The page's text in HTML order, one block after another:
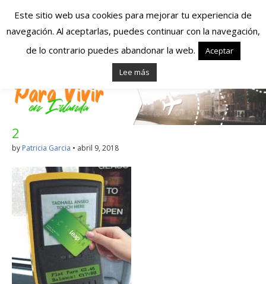
Españoles en
Irlanda – Vivir en
Irlanda – Trabajo
en Irlanda –
Alojamiento en
Irlanda
Blog dedicado a los que viven, estudian y trabajan en
Irlanda!
2
by Patricia Garcia • abril 9, 2018
Este sitio web usa cookies para mejorar tu experiencia de
navegación. Al aceptarlas, puedes continuar con la navegación,
de lo contrario puedes abandonar la web.
Aceptar
Lee más